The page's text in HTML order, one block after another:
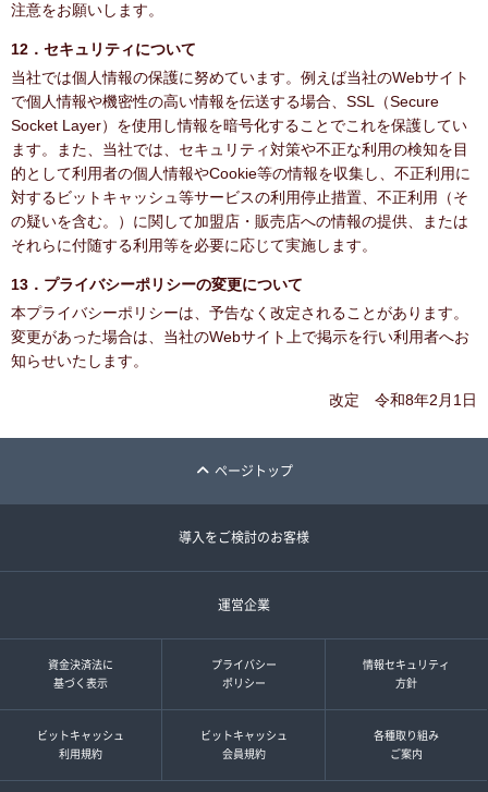
注意をお願いします。
12．セキュリティについて
当社では個人情報の保護に努めています。例えば当社のWebサイト
で個人情報や機密性の高い情報を伝送する場合、SSL（Secure
Socket Layer）を使用し情報を暗号化することでこれを保護してい
ます。また、当社では、セキュリティ対策や不正な利用の検知を目
的として利用者の個人情報やCookie等の情報を収集し、不正利用に
対するビットキャッシュ等サービスの利用停止措置、不正利用（そ
の疑いを含む。）に関して加盟店・販売店への情報の提供、または
それらに付随する利用等を必要に応じて実施します。
13．プライバシーポリシーの変更について
本プライバシーポリシーは、予告なく改定されることがあります。
変更があった場合は、当社のWebサイト上で掲示を行い利用者へお
知らせいたします。
改定 令和8年2月1日
ページトップ
導入をご検討のお客様
運営企業
資金決済法に
基づく表示
プライバシー
ポリシー
情報セキュリティ
方針
ビットキャッシュ
利用規約
ビットキャッシュ
会員規約
各種取り組み
ご案内